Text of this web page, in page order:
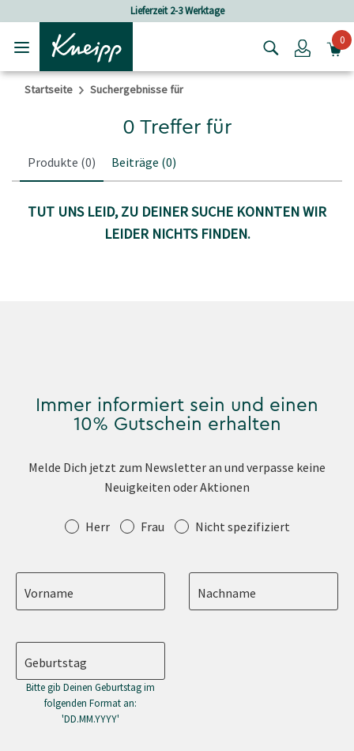
Lieferzeit 2-3 Werktage
Login0
Startseite Suchergebnisse für
0 Treffer für
Produkte (0) Beiträge (0)
TUT UNS LEID, ZU DEINER SUCHE KONNTEN WIR
LEIDER NICHTS FINDEN.
Immer informiert sein und einen
10% Gutschein erhalten
Melde Dich jetzt zum Newsletter an und verpasse keine
Neuigkeiten oder Aktionen
Anrede Herr Frau Nicht spezifiziert
Vorname Nachname
Geburtstag
Bitte gib Deinen Geburtstag im
folgenden Format an:
'DD.MM.YYYY'